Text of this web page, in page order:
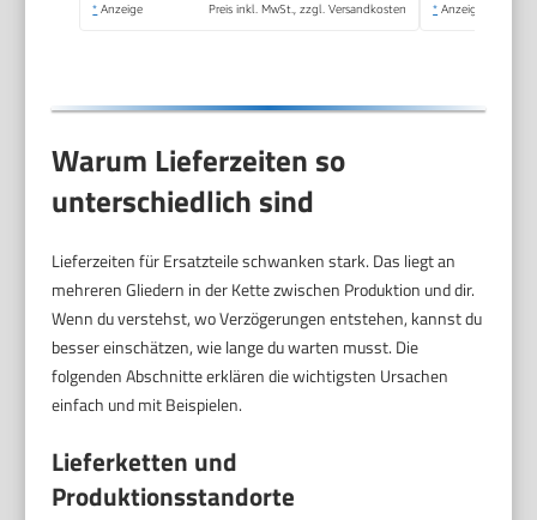
* Anzeige Preis inkl. MwSt., zzgl. Versandkosten * Anzeige
Warum Lieferzeiten so
unterschiedlich sind
Lieferzeiten für Ersatzteile schwanken stark. Das liegt an
mehreren Gliedern in der Kette zwischen Produktion und dir.
Wenn du verstehst, wo Verzögerungen entstehen, kannst du
besser einschätzen, wie lange du warten musst. Die
folgenden Abschnitte erklären die wichtigsten Ursachen
einfach und mit Beispielen.
Lieferketten und
Produktionsstandorte